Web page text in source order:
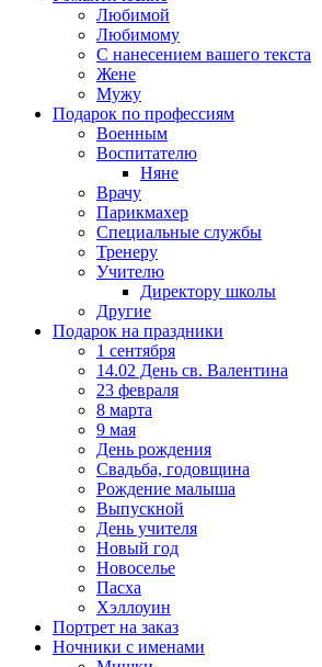
Любимой
Любимому
С нанесением вашего текста
Жене
Мужу
Подарок по профессиям
Военным
Воспитателю
Няне
Врачу
Парикмахер
Специальные службы
Тренеру
Учителю
Директору школы
Другие
Подарок на праздники
1 сентября
14.02 День св. Валентина
23 февраля
8 марта
9 мая
День рождения
Свадьба, годовщина
Рождение малыша
Выпускной
День учителя
Новый год
Новоселье
Пасха
Хэллоуин
Портрет на заказ
Ночники с именами